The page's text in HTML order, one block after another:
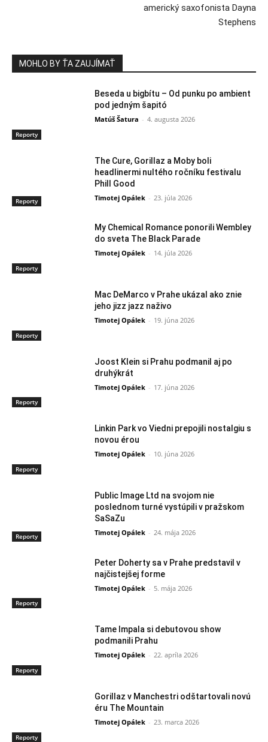
americký saxofonista Dayna
Stephens
MOHLO BY ŤA ZAUJÍMAŤ
Reporty
Beseda u bigbítu – Od punku po ambient
pod jedným šapitó
Matúš Šatura - 4. augusta 2026
Reporty
The Cure, Gorillaz a Moby boli
headlinermi nultého ročníku festivalu
Phill Good
Timotej Opálek - 23. júla 2026
Reporty
My Chemical Romance ponorili Wembley
do sveta The Black Parade
Timotej Opálek - 14. júla 2026
Reporty
Mac DeMarco v Prahe ukázal ako znie
jeho jizz jazz naživo
Timotej Opálek - 19. júna 2026
Reporty
Joost Klein si Prahu podmanil aj po
druhýkrát
Timotej Opálek - 17. júna 2026
Reporty
Linkin Park vo Viedni prepojili nostalgiu s
novou érou
Timotej Opálek - 10. júna 2026
Reporty
Public Image Ltd na svojom nie
poslednom turné vystúpili v pražskom
SaSaZu
Timotej Opálek - 24. mája 2026
Reporty
Peter Doherty sa v Prahe predstavil v
najčistejšej forme
Timotej Opálek - 5. mája 2026
Reporty
Tame Impala si debutovou show
podmanili Prahu
Timotej Opálek - 22. apríla 2026
Reporty
Gorillaz v Manchestri odštartovali novú
éru The Mountain
Timotej Opálek - 23. marca 2026